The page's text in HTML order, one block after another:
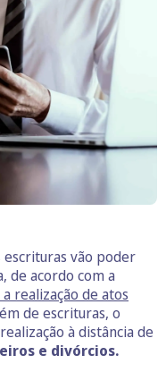
escrituras vão poder
de acordo com a
realização de atos
de escrituras, o
à distância de
e divórcios.